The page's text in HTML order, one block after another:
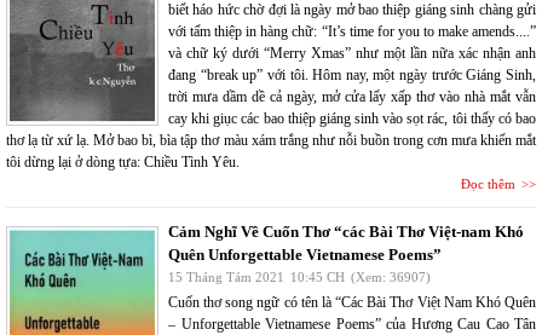
biết háo hức chờ đợi là ngày mở bao thiệp giáng sinh chàng gửi
với tấm thiệp in hàng chữ: “It’s time for you to make amends....”
và chữ ký dưới “Merry Xmas” như một lần nữa xác nhận anh
đang “break up” với tôi. Hôm nay, một ngày trước Giáng Sinh,
trời mưa dầm dề cả ngày, mở cửa lấy xấp thơ vào nhà mắt vẫn
cay khi giục các bao thiệp giáng sinh vào sọt rác, tôi thấy có bao
thơ lạ từ xứ lạ. Mở bao bì, bìa tập thơ màu xám trắng như nỗi buồn trong cơn mưa khiến mắt
tôi dừng lại ở dòng tựa: Chiều Tình Yêu.
Đọc thêm
Cảm Nghĩ Về Cuốn Thơ “các Bài Thơ Việt-nam Khó
Quên Unforgettable Vietnamese Poems”
15 Tháng Tám 2021 10:45 CH (Xem: 36907)
Cuốn thơ song ngữ có tên là “Các Bài Thơ Việt Nam Khó Quên
– Unforgettable Vietnamese Poems” của Hương Cau Cao Tân